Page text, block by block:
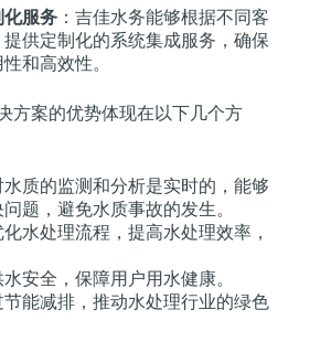
化服务 ：吉佳水务能够根据不同客
提供定制化的系统集成服务，确保
和高效性。
方案的优势体现在以下几个方
水质的监测和分析是实时的，能够
题，避免水质事故的发生。
化水处理流程，提高水处理效率，
水安全，保障用户用水健康。
节能减排，推动水处理行业的绿色